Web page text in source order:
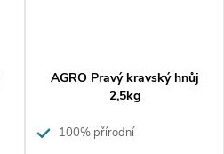
AGRO Pravý kravský hnůj
2,5kg
100% přírodní